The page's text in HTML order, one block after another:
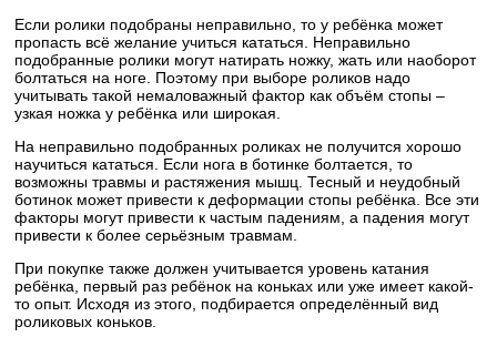
Если ролики подобраны неправильно, то у ребёнка может
пропасть всё желание учиться кататься. Неправильно
подобранные ролики могут натирать ножку, жать или наоборот
болтаться на ноге. Поэтому при выборе роликов надо
учитывать такой немаловажный фактор как объём стопы –
узкая ножка у ребёнка или широкая.
На неправильно подобранных роликах не получится хорошо
научиться кататься. Если нога в ботинке болтается, то
возможны травмы и растяжения мышц. Тесный и неудобный
ботинок может привести к деформации стопы ребёнка. Все эти
факторы могут привести к частым падениям, а падения могут
привести к более серьёзным травмам.
При покупке также должен учитывается уровень катания
ребёнка, первый раз ребёнок на коньках или уже имеет какой-
то опыт. Исходя из этого, подбирается определённый вид
роликовых коньков.